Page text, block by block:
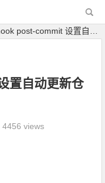
commit 设置自动更新仓库代码和发送请求
置自动更新仓
4456 views